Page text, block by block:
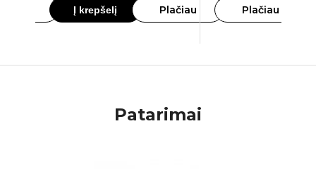
Į krepšelį Plačiau Plačiau
Patarimai